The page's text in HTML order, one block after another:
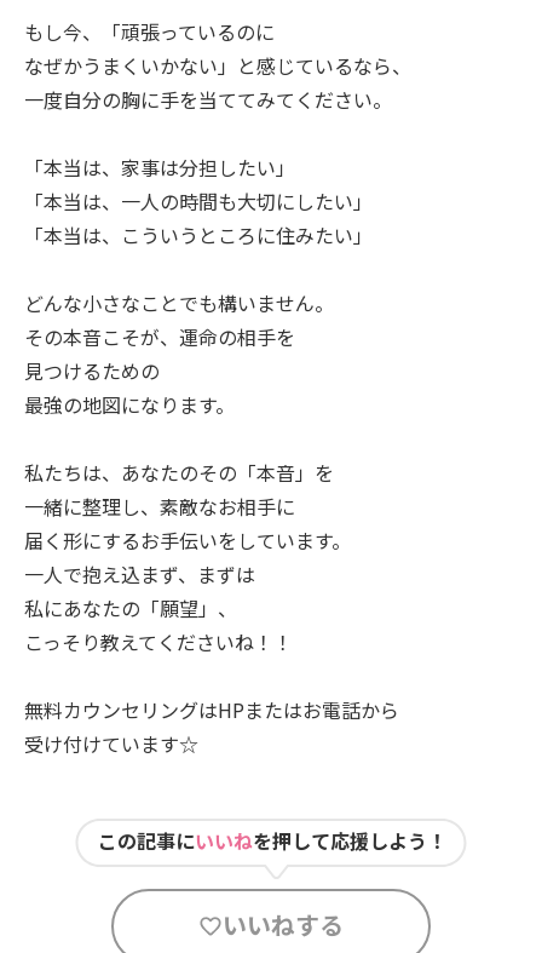
もし今、「頑張っているのに
なぜかうまくいかない」と感じているなら、
一度自分の胸に手を当ててみてください。
「本当は、家事は分担したい」
「本当は、一人の時間も大切にしたい」
「本当は、こういうところに住みたい」
どんな小さなことでも構いません。
その本音こそが、運命の相手を
見つけるための
最強の地図になります。
私たちは、あなたのその「本音」を
一緒に整理し、素敵なお相手に
届く形にするお手伝いをしています。
一人で抱え込まず、まずは
私にあなたの「願望」、
こっそり教えてくださいね！！
無料カウンセリングはHPまたはお電話から
受け付けています☆
この記事にいいねを押して応援しよう！
いいねする